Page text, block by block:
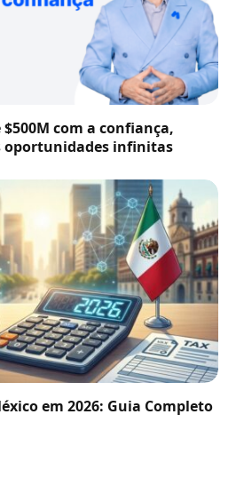
com a confiança,
oportunidades infinitas
em 2026: Guia Completo